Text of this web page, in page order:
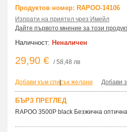
Продуктов номер: RAPOO-14106
Изпрати на приятел чрез Имейл
Дайте първото мнение за този
Наличност: Неналичен
29,90 € / 58,48 лв
Добави към списък желани
| Добави
БЪРЗ ПРЕГЛЕД
RAPOO 3500P black Безжична